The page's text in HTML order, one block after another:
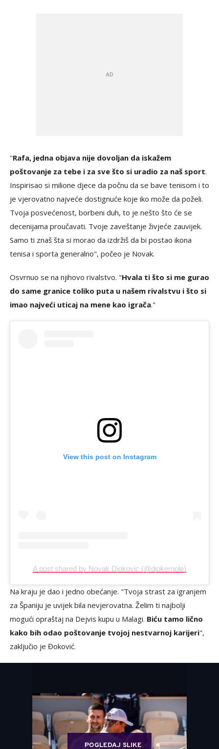
"Rafa, jedna objava nije dovoljan da iskažem
poštovanje za tebe i za sve što si uradio za naš sport.
Inspirisao si milione djece da počnu da se bave tenisom i to
je vjerovatno najveće dostignuće koje iko može da poželi.
Tvoja posvećenost, borbeni duh, to je nešto što će se
decenijama proučavati. Tvoje zaveštanje živjeće zauvijek.
Samo ti znaš šta si morao da izdržiš da bi postao ikona
tenisa i sporta generalno", počeo je Novak.
Osvrnuo se na njihovo rivalstvo. "Hvala ti što si me gurao
do same granice toliko puta u našem rivalstvu i što si
imao najveći uticaj na mene kao igrača."
View this post on Instagram
A post shared by Novak Djokovic (@djokernole)
Na kraju je dao i jedno obećanje. "Tvoja strast za igranjem
za Španiju je uvijek bila nevjerovatna. Želim ti najbolji
mogući opraštaj na Dejvis kupu u Malagi. Biću tamo lično
kako bih odao poštovanje tvojoj nestvarnoj karijeri",
zaključio je Đoković.
POGLEDAJ SLIKE